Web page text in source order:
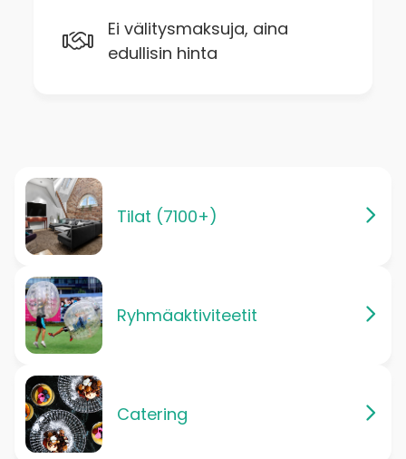
Ei välitysmaksuja, aina
edullisin hinta
Tilat (7100+)
Ryhmäaktiviteetit
Catering